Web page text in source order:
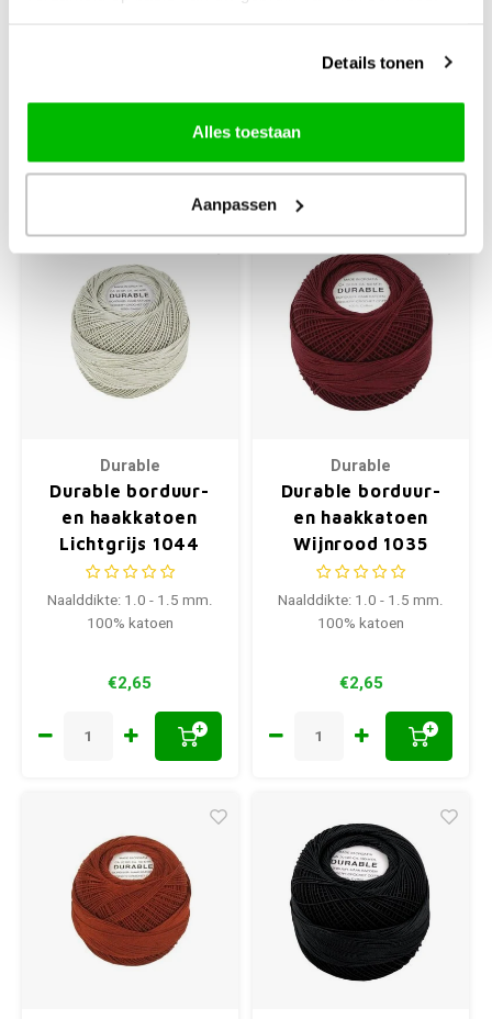
Details tonen
Alles toestaan
Aanpassen
+
100% katoen
+
Durable
Durable borduur-
en haakkatoen
Lichtgrijs 1044
Naalddikte: 1.0 - 1.5 mm.
100% katoen
€2,65
+
Durable
Durable borduur-
en haakkatoen
Wijnrood 1035
Naalddikte: 1.0 - 1.5 mm.
100% katoen
€2,65
+